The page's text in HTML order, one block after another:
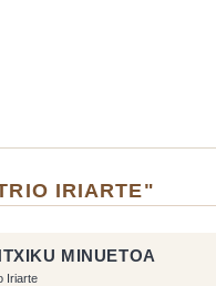
IRIARTE"
MINUETOA
Iriarte